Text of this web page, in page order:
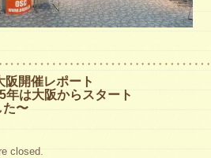
阪開催レポート
年は大阪からスタート
た〜
closed.